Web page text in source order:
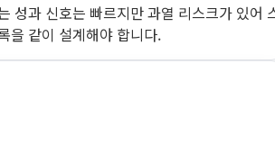
성과 신호는 빠르지만 과열 리스크가 있어
을 같이 설계해야 합니다.